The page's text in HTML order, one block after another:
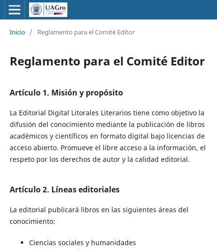
Inicio / Reglamento para el Comité Editor
Reglamento para el Comité Editor
Artículo 1. Misión y propósito
La Editorial Digital Litorales Literarios tiene como objetivo la
difusión del conocimiento mediante la publicación de libros
académicos y científicos en formato digital bajo licencias de
acceso abierto. Promueve el libre acceso a la información, el
respeto por los derechos de autor y la calidad editorial.
Artículo 2. Líneas editoriales
La editorial publicará libros en las siguientes áreas del
conocimiento:
Ciencias sociales y humanidades